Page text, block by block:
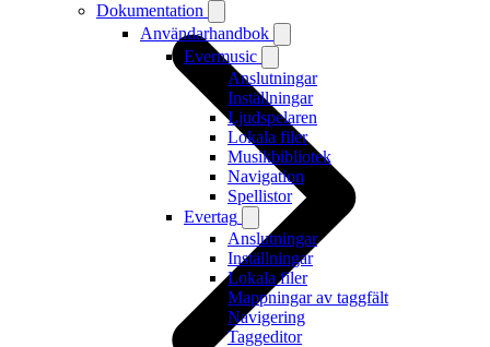
Dokumentation
Användarhandbok
Evermusic
Anslutningar
Inställningar
Ljudspelaren
Lokala filer
Musikbibliotek
Navigation
Spellistor
Evertag
Anslutningar
Inställningar
Lokala filer
Mappningar av taggfält
Navigering
Taggeditor